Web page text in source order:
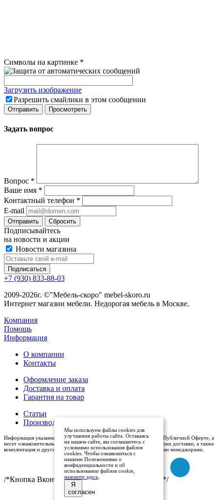
Символы на картинке *
Загрузить изображение
Разрешить смайлики в этом сообщении
Задать вопрос
Вопрос *
Ваше имя *
Контактный телефон *
E-mail
Сбросить
Подписывайтесь
на новости и акции
Новости магазина
+7 (930) 833-88-03
2009-2026г. ©"Мебель-скоро" mebel-skoro.ru
Интернет магазин мебели. Недорогая мебель в Москве.
Компания
Помощь
Информация
О компании
Контакты
Оформление заказа
Доставка и оплата
Гарантия на товар
Статьи
Производители
Информация указанная на сайте (описания и цены), не относится к Публичной Оферте, а
несет ознакомительный характер. Окончательная цена, условия и сроки доставки, а также
комплектация и другие характеристики товаров - уточняются нашими менеджерами.
/*Кнопка Вконтакте (международный логотип)*/
Мы используем файлы cookies для
улучшения работы сайта. Оставаясь
на нашем сайте, вы соглашаетесь с
условиями использования файлов
cookies. Чтобы ознакомиться с
нашими Положениями о
конфиденциальности и об
использовании файлов cookie,
нажмите здесь
Я
согласен